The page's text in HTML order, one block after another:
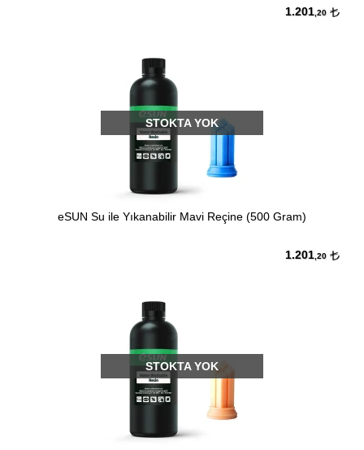
1.201 ,20
STOKTA YOK
eSUN Su ile Yıkanabilir Mavi Reçine (500 Gram)
1.201 ,20
STOKTA YOK